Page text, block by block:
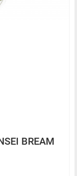
BREAM